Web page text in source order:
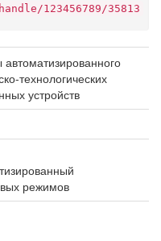
123456789/35813
технологических
устройств
режимов